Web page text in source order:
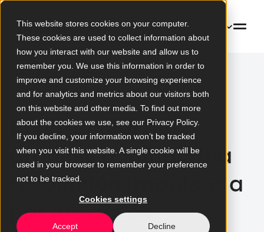
This website stores cookies on your computer.
These cookies are used to collect information about
how you interact with our website and allow us to
remember you. We use this information in order to
improve and customize your browsing experience
and for analytics and metrics about our visitors both
on this website and other media. To find out more
about the cookies we use, see our Privacy Policy.
If you decline, your information won’t be tracked
when you visit this website. A single cookie will be
used in your browser to remember your preference
not to be tracked.
Cookies settings
Accept Decline
Volver al blog
El potencial del
process mining: Una
revolución impulsada
por los datos